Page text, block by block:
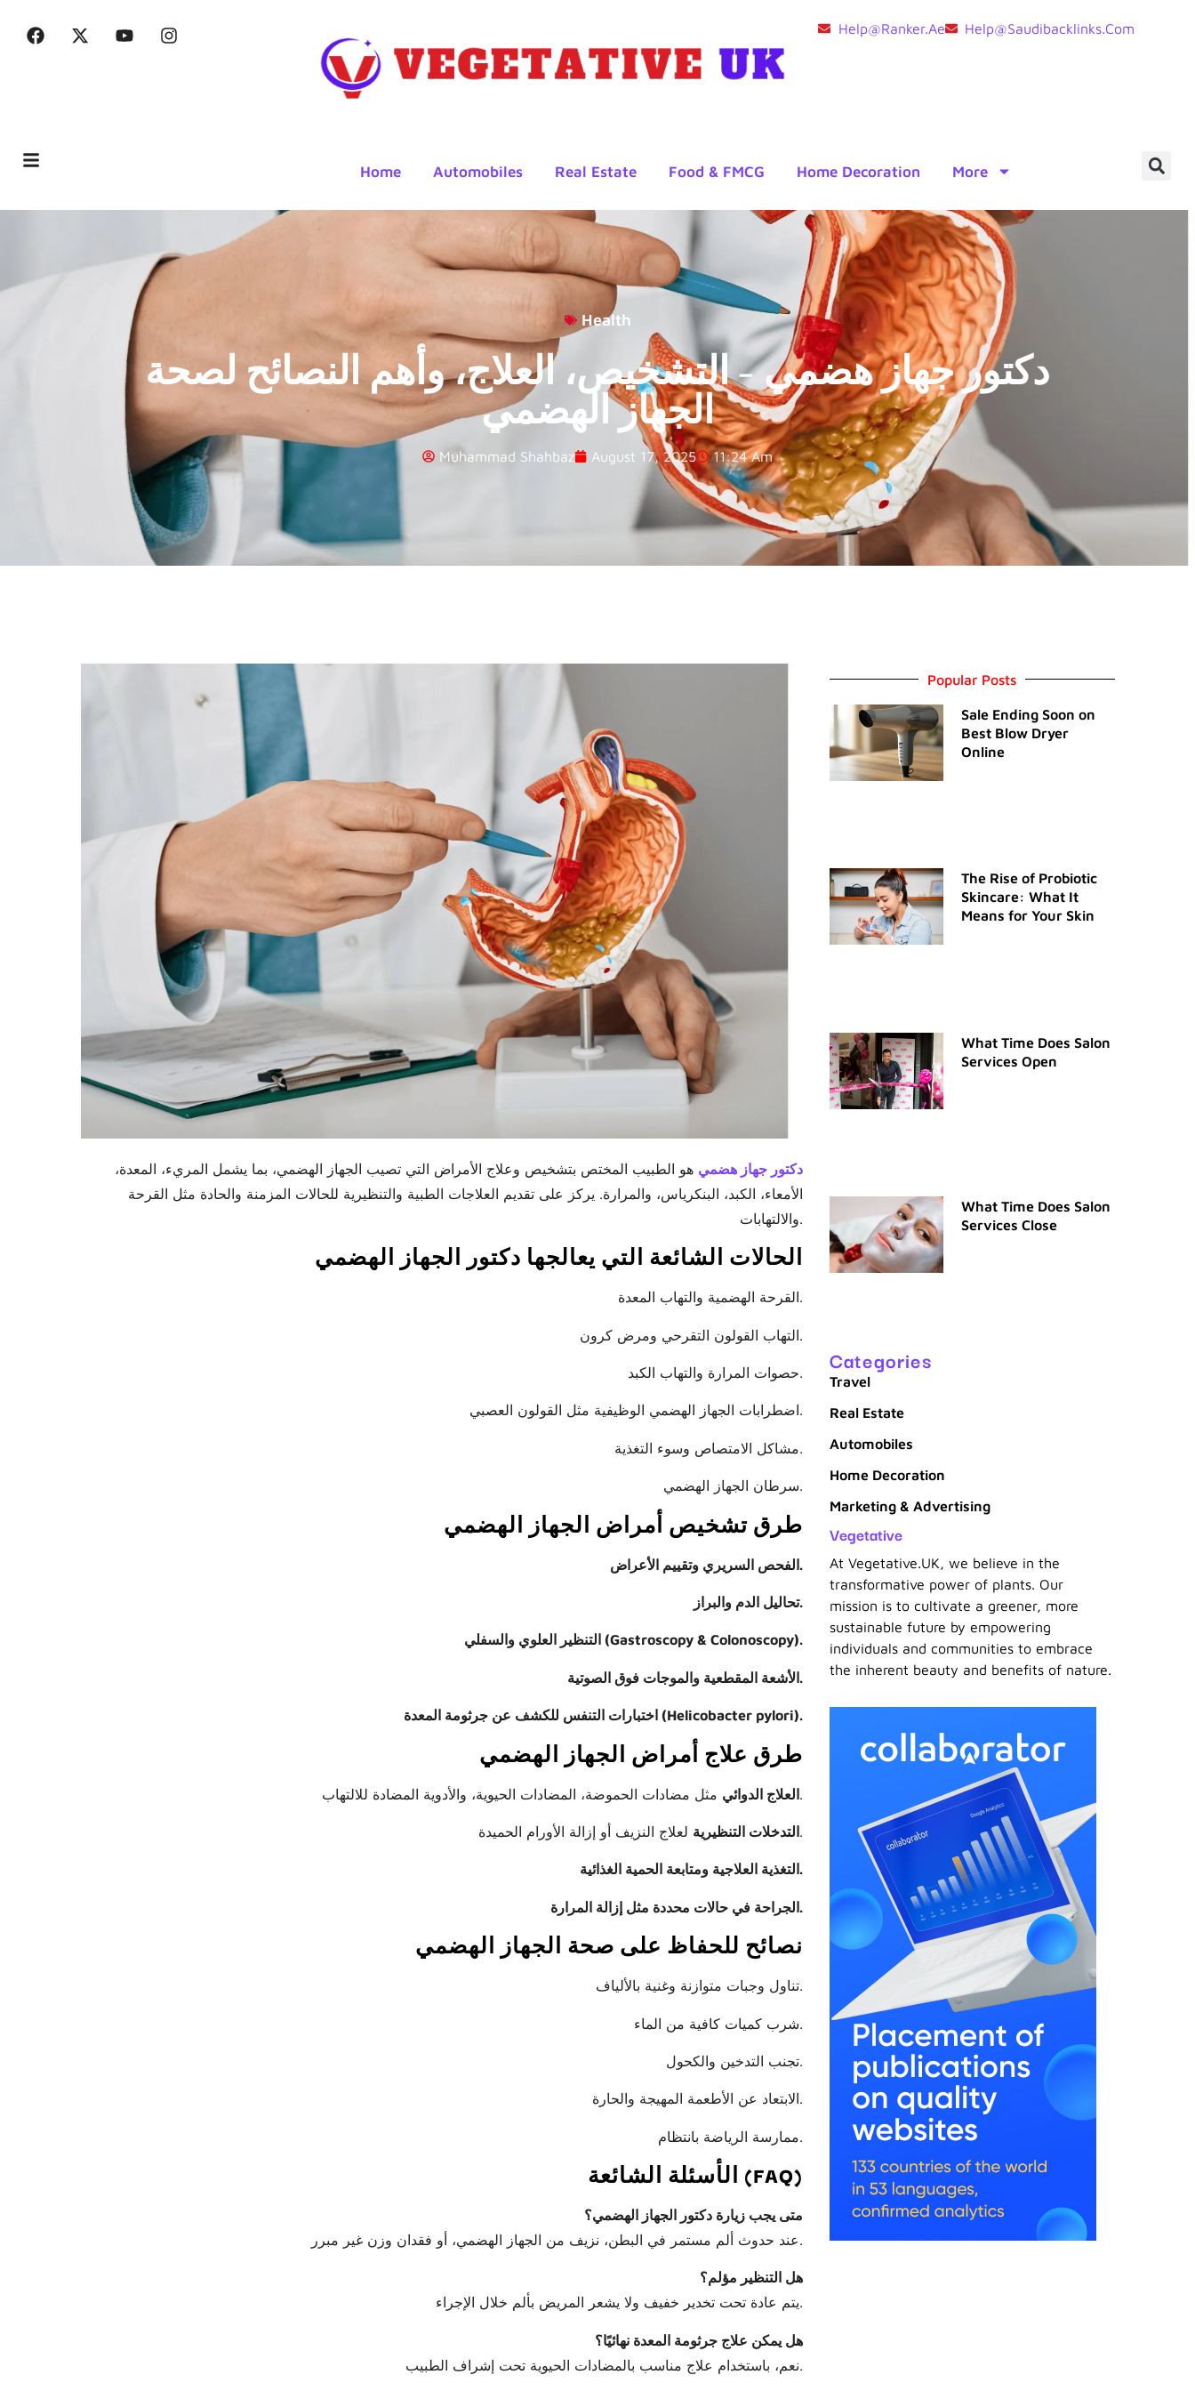
Help@ranker.ae Help@saudibacklinks.com
Home Automobiles Real Estate Food & FMCG Home Decoration More
Health
دكتور جهاز هضمي – التشخيص، العلاج، وأهم النصائح لصحة
الجهاز الهضمي
Muhammad Shahbaz August 17, 2025 11:24 Am
دكتور جهاز هضمي هو الطبيب المختص بتشخيص وعلاج الأمراض التي تصيب الجهاز الهضمي، بما يشمل المريء، المعدة،
الأمعاء، الكبد، البنكرياس، والمرارة. يركز على تقديم العلاجات الطبية والتنظيرية للحالات المزمنة والحادة مثل القرحة
والالتهابات.
الحالات الشائعة التي يعالجها دكتور الجهاز الهضمي
القرحة الهضمية والتهاب المعدة.
التهاب القولون التقرحي ومرض كرون.
حصوات المرارة والتهاب الكبد.
اضطرابات الجهاز الهضمي الوظيفية مثل القولون العصبي.
مشاكل الامتصاص وسوء التغذية.
سرطان الجهاز الهضمي.
طرق تشخيص أمراض الجهاز الهضمي
الفحص السريري وتقييم الأعراض.
تحاليل الدم والبراز.
التنظير العلوي والسفلي (Gastroscopy & Colonoscopy).
الأشعة المقطعية والموجات فوق الصوتية.
اختبارات التنفس للكشف عن جرثومة المعدة (Helicobacter pylori).
طرق علاج أمراض الجهاز الهضمي
العلاج الدوائيمثل مضادات الحموضة، المضادات الحيوية، والأدوية المضادة للالتهاب.
التدخلات التنظيريةلعلاج النزيف أو إزالة الأورام الحميدة.
التغذية العلاجية ومتابعة الحمية الغذائية.
الجراحة في حالات محددة مثل إزالة المرارة.
نصائح للحفاظ على صحة الجهاز الهضمي
تناول وجبات متوازنة وغنية بالألياف.
تجنب التدخين والكحول.
الابتعاد عن الأطعمة المهيجة والحارة.
ممارسة الرياضة بانتظام.
الأسئلة الشائعة (FAQ)
متى يجب زيارة دكتور الجهاز الهضمي؟
عند حدوث ألم مستمر في البطن، نزيف من الجهاز الهضمي، أو فقدان وزن غير مبرر.
هل التنظير مؤلم؟
يتم عادة تحت تخدير خفيف ولا يشعر المريض بألم خلال الإجراء.
هل يمكن علاج جرثومة المعدة نهائيًا؟
نعم، باستخدام علاج مناسب بالمضادات الحيوية تحت إشراف الطبيب.
Popular Posts
Sale Ending Soon on
Best Blow Dryer
Online
The Rise of Probiotic
Skincare: What It
Means for Your Skin
What Time Does Salon
Services Open
What Time Does Salon
Services Close
Categories
Travel
Real Estate
Automobiles
Home Decoration
Marketing & Advertising
Vegetative
At Vegetative.UK, we believe in the
transformative power of plants. Our
mission is to cultivate a greener, more
sustainable future by empowering
individuals and communities to embrace
the inherent beauty and benefits of nature.